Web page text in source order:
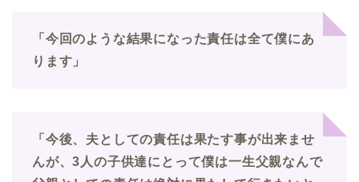
「今回のような結果になった責任は全て僕にあ
ります」
「今後、夫としての責任は果たす事が出来ませ
んが、3人の子供達にとって僕は一生父親なんで